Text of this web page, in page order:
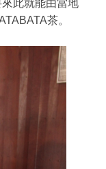
此就能由當地
茶。